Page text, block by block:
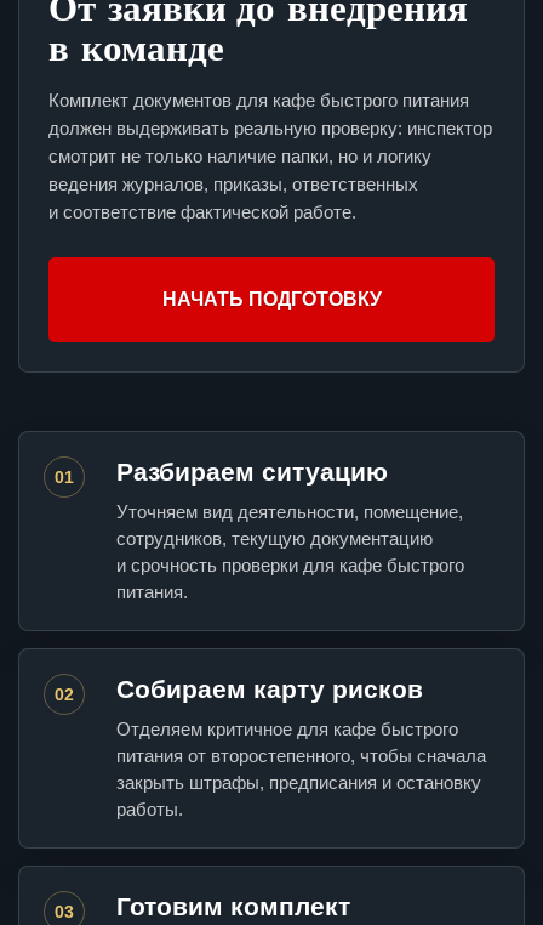
в команде
Комплект документов для кафе быстрого питания
должен выдерживать реальную проверку: инспектор
смотрит не только наличие папки, но и логику
ведения журналов, приказы, ответственных
и соответствие фактической работе.
НАЧАТЬ ПОДГОТОВКУ
01 Разбираем ситуацию
Уточняем вид деятельности, помещение,
сотрудников, текущую документацию
и срочность проверки для кафе быстрого
питания.
02 Собираем карту рисков
Отделяем критичное для кафе быстрого
питания от второстепенного, чтобы сначала
закрыть штрафы, предписания и остановку
работы.
03 Готовим комплект